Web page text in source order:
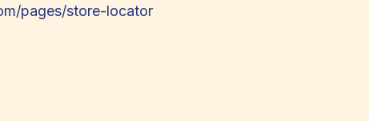
pages/store-locator